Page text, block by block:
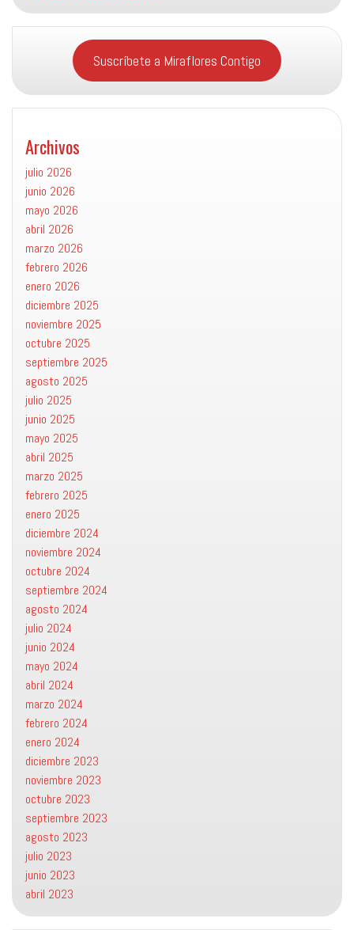
Suscríbete a Miraflores Contigo
Archivos
julio 2026
junio 2026
mayo 2026
abril 2026
marzo 2026
febrero 2026
enero 2026
diciembre 2025
noviembre 2025
octubre 2025
septiembre 2025
agosto 2025
julio 2025
junio 2025
mayo 2025
abril 2025
marzo 2025
febrero 2025
enero 2025
diciembre 2024
noviembre 2024
octubre 2024
septiembre 2024
agosto 2024
julio 2024
junio 2024
mayo 2024
abril 2024
marzo 2024
febrero 2024
enero 2024
diciembre 2023
noviembre 2023
octubre 2023
septiembre 2023
agosto 2023
julio 2023
junio 2023
abril 2023